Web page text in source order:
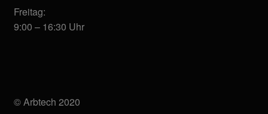
Freitag:
9:00 – 16:30 Uhr
© Arbtech 2020